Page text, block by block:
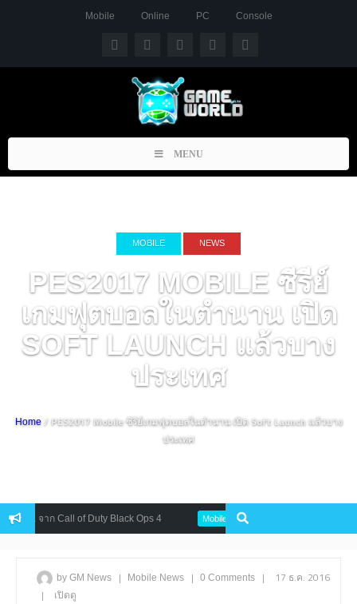
Mobile Online PC Console
Toggle
navigation
MENU
MOBILE NEWS
PES2017 MOBILE ซีรีย์
เกมฟุตบอลในตำนาน เปิด
SOFT LAUNCH แล้วบาง
ประเทศ
Home/ PES2017 Mobile ซีรีย์เกมฟุตบอลในตำนาน เปิด Soft Launch แล้วบาง
ประเทศ
จาก Call of Duty Black Ops 4 Mobile Dragon Revolt เปิดลงทะเบียน
by GM News | Mobile News | 0 Comments |
17 ธ.ค. 2016
|
เปิดดู